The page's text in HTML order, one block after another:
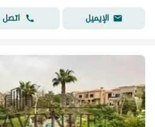
الإيميل
اتصل